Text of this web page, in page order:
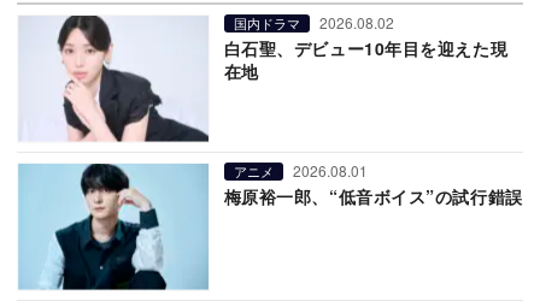
国内ドラマ 2026.08.02
白石聖、デビュー10年目を迎えた現
在地
アニメ 2026.08.01
梅原裕一郎、“低音ボイス”の試行錯誤